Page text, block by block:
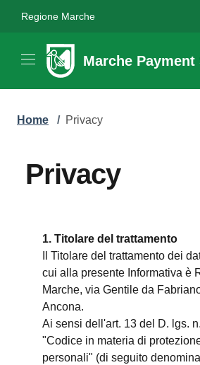
Regione Marche
Marche Payment
Home / Privacy
Privacy
1. Titolare del trattamento
Il Titolare del trattamento dei
cui alla presente Informativa è
Marche, via Gentile da
Ancona.
Ai sensi dell'art. 13 del D. lgs.
"Codice in materia di
personali" (di seguito